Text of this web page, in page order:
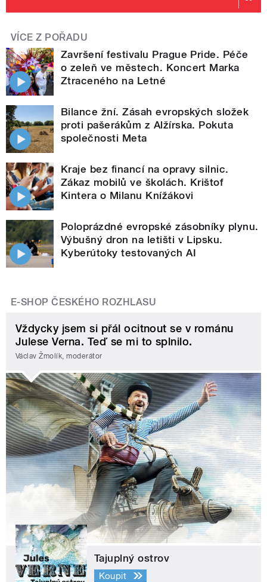
VÍCE Z POŘADU
Završení festivalu Prague Pride. Péče
o zeleň ve městech. Koncert Marka
Ztraceného na Letné
Bilance žní. Zásah evropských složek
proti pašerákům z Alžírska. Pokuta
společnosti Meta
Kraje bez financí na opravy silnic.
Zákaz mobilů ve školách. Krištof
Kintera o Milanu Knížákovi
Poloprázdné evropské zásobníky plynu.
Výbušný dron na letišti v Lipsku.
Kyberútoky testovaných AI
E-SHOP ČESKÉHO ROZHLASU
Vždycky jsem si přál ocitnout se v románu
Julese Verna. Teď se mi to splnilo.
Václav Žmolík, moderátor
Tajuplný ostrov
Koupit